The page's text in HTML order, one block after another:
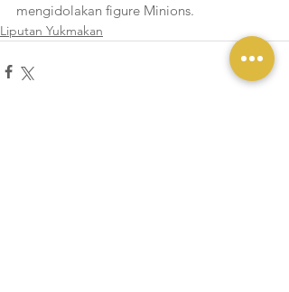
mengidolakan figure Minions.
Liputan Yukmakan